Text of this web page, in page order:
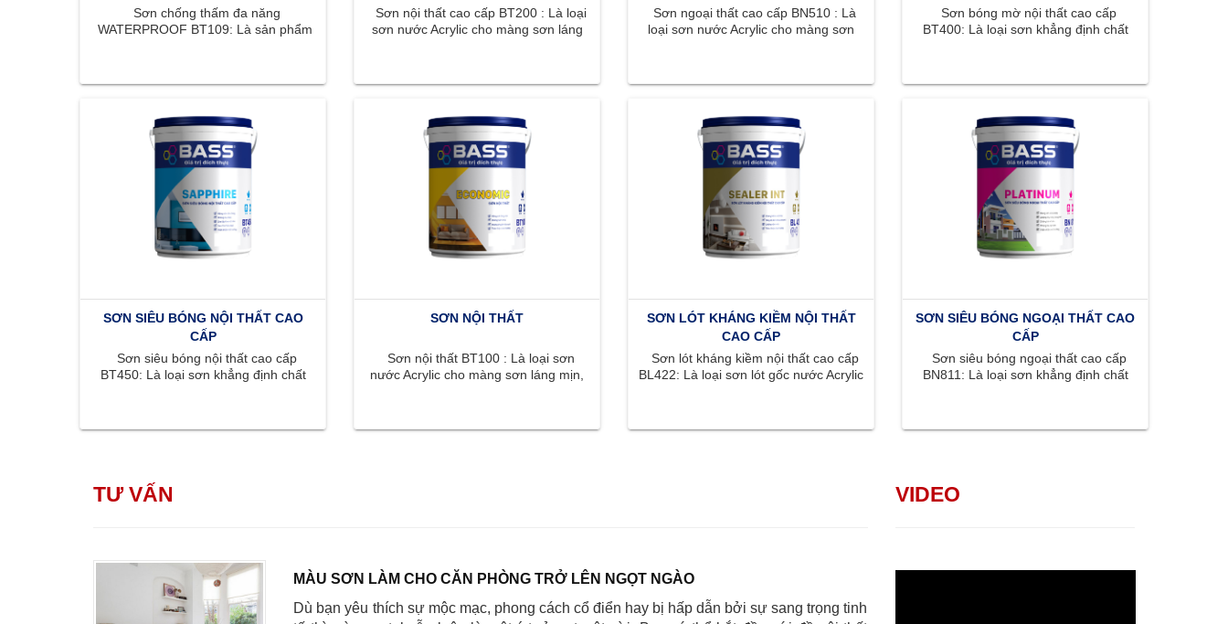
Sơn chống thấm đa năng
WATERPROOF BT109: Là sản phẩm
Sơn nội thất cao cấp BT200 : Là loại
sơn nước Acrylic cho màng sơn láng
Sơn ngoại thất cao cấp BN510 : Là
loại sơn nước Acrylic cho màng sơn
Sơn bóng mờ nội thất cao cấp
BT400: Là loại sơn khẳng định chất
SƠN SIÊU BÓNG NỘI THẤT CAO
CẤP
Sơn siêu bóng nội thất cao cấp
BT450: Là loại sơn khẳng định chất
SƠN NỘI THẤT
Sơn nội thất BT100 : Là loại sơn
nước Acrylic cho màng sơn láng mịn,
SƠN LÓT KHÁNG KIỀM NỘI THẤT
CAO CẤP
Sơn lót kháng kiềm nội thất cao cấp
BL422: Là loại sơn lót gốc nước Acrylic
SƠN SIÊU BÓNG NGOẠI THẤT CAO
CẤP
Sơn siêu bóng ngoại thất cao cấp
BN811: Là loại sơn khẳng định chất
TƯ VẤN
MÀU SƠN LÀM CHO CĂN PHÒNG TRỞ LÊN NGỌT NGÀO
Dù bạn yêu thích sự mộc mạc, phong cách cổ điển hay bị hấp dẫn bởi sự sang trọng tinh
VIDEO